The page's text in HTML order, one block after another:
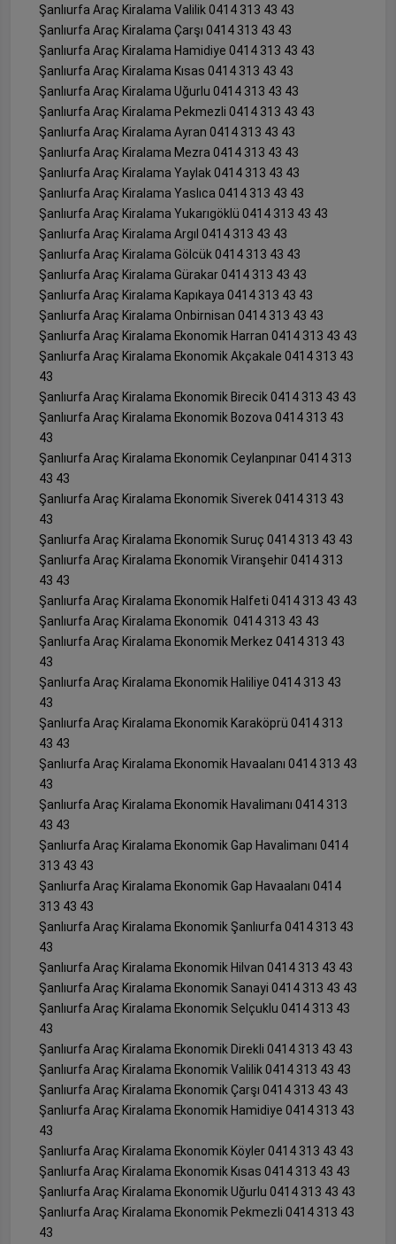
Şanlıurfa Araç Kiralama Valilik 0414 313 43 43
Şanlıurfa Araç Kiralama Çarşı 0414 313 43 43
Şanlıurfa Araç Kiralama Hamidiye 0414 313 43 43
Şanlıurfa Araç Kiralama Kısas 0414 313 43 43
Şanlıurfa Araç Kiralama Uğurlu 0414 313 43 43
Şanlıurfa Araç Kiralama Pekmezli 0414 313 43 43
Şanlıurfa Araç Kiralama Ayran 0414 313 43 43
Şanlıurfa Araç Kiralama Mezra 0414 313 43 43
Şanlıurfa Araç Kiralama Yaylak 0414 313 43 43
Şanlıurfa Araç Kiralama Yaslıca 0414 313 43 43
Şanlıurfa Araç Kiralama Yukarıgöklü 0414 313 43 43
Şanlıurfa Araç Kiralama Argıl 0414 313 43 43
Şanlıurfa Araç Kiralama Gölcük 0414 313 43 43
Şanlıurfa Araç Kiralama Gürakar 0414 313 43 43
Şanlıurfa Araç Kiralama Kapıkaya 0414 313 43 43
Şanlıurfa Araç Kiralama Onbirnisan 0414 313 43 43
Şanlıurfa Araç Kiralama Ekonomik Harran 0414 313 43 43
Şanlıurfa Araç Kiralama Ekonomik Akçakale 0414 313 43
43
Şanlıurfa Araç Kiralama Ekonomik Birecik 0414 313 43 43
Şanlıurfa Araç Kiralama Ekonomik Bozova 0414 313 43
43
Şanlıurfa Araç Kiralama Ekonomik Ceylanpınar 0414 313
43 43
Şanlıurfa Araç Kiralama Ekonomik Siverek 0414 313 43
43
Şanlıurfa Araç Kiralama Ekonomik Suruç 0414 313 43 43
Şanlıurfa Araç Kiralama Ekonomik Viranşehir 0414 313
43 43
Şanlıurfa Araç Kiralama Ekonomik Halfeti 0414 313 43 43
Şanlıurfa Araç Kiralama Ekonomik 0414 313 43 43
Şanlıurfa Araç Kiralama Ekonomik Merkez 0414 313 43
43
Şanlıurfa Araç Kiralama Ekonomik Haliliye 0414 313 43
43
Şanlıurfa Araç Kiralama Ekonomik Karaköprü 0414 313
43 43
Şanlıurfa Araç Kiralama Ekonomik Havaalanı 0414 313 43
43
Şanlıurfa Araç Kiralama Ekonomik Havalimanı 0414 313
43 43
Şanlıurfa Araç Kiralama Ekonomik Gap Havalimanı 0414
313 43 43
Şanlıurfa Araç Kiralama Ekonomik Gap Havaalanı 0414
313 43 43
Şanlıurfa Araç Kiralama Ekonomik Şanlıurfa 0414 313 43
43
Şanlıurfa Araç Kiralama Ekonomik Hilvan 0414 313 43 43
Şanlıurfa Araç Kiralama Ekonomik Sanayi 0414 313 43 43
Şanlıurfa Araç Kiralama Ekonomik Selçuklu 0414 313 43
43
Şanlıurfa Araç Kiralama Ekonomik Direkli 0414 313 43 43
Şanlıurfa Araç Kiralama Ekonomik Valilik 0414 313 43 43
Şanlıurfa Araç Kiralama Ekonomik Çarşı 0414 313 43 43
Şanlıurfa Araç Kiralama Ekonomik Hamidiye 0414 313 43
43
Şanlıurfa Araç Kiralama Ekonomik Köyler 0414 313 43 43
Şanlıurfa Araç Kiralama Ekonomik Kısas 0414 313 43 43
Şanlıurfa Araç Kiralama Ekonomik Uğurlu 0414 313 43 43
Şanlıurfa Araç Kiralama Ekonomik Pekmezli 0414 313 43
43